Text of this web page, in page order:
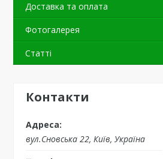
Доставка та оплата
Фотогалерея
Статті
Контакти
вул.Сновська 22, Київ, Україна